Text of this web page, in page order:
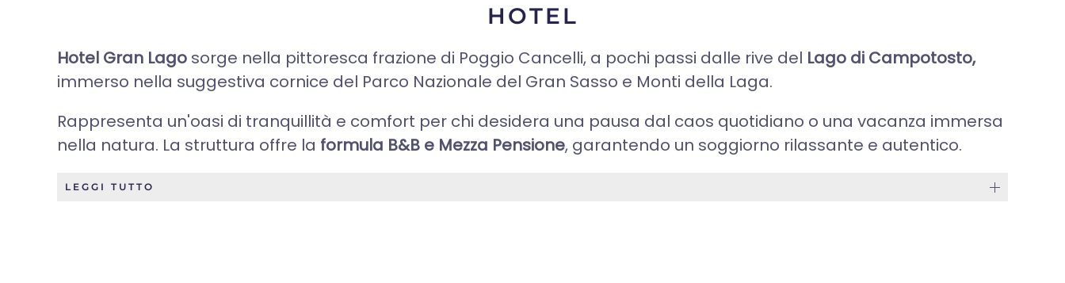
HOTEL
Hotel Gran Lago sorge nella pittoresca frazione di Poggio Cancelli, a pochi passi dalle rive del Lago di Campotosto,
immerso nella suggestiva cornice del Parco Nazionale del Gran Sasso e Monti della Laga.
Rappresenta un'oasi di tranquillità e comfort per chi desidera una pausa dal caos quotidiano o una vacanza immersa
nella natura. La struttura offre la formula B&B e Mezza Pensione, garantendo un soggiorno rilassante e autentico.
LEGGI TUTTO